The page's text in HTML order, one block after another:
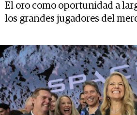
El oro como oportunidad a
los grandes jugadores del